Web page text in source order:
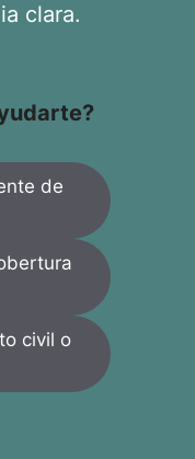
clara.
de
civil o